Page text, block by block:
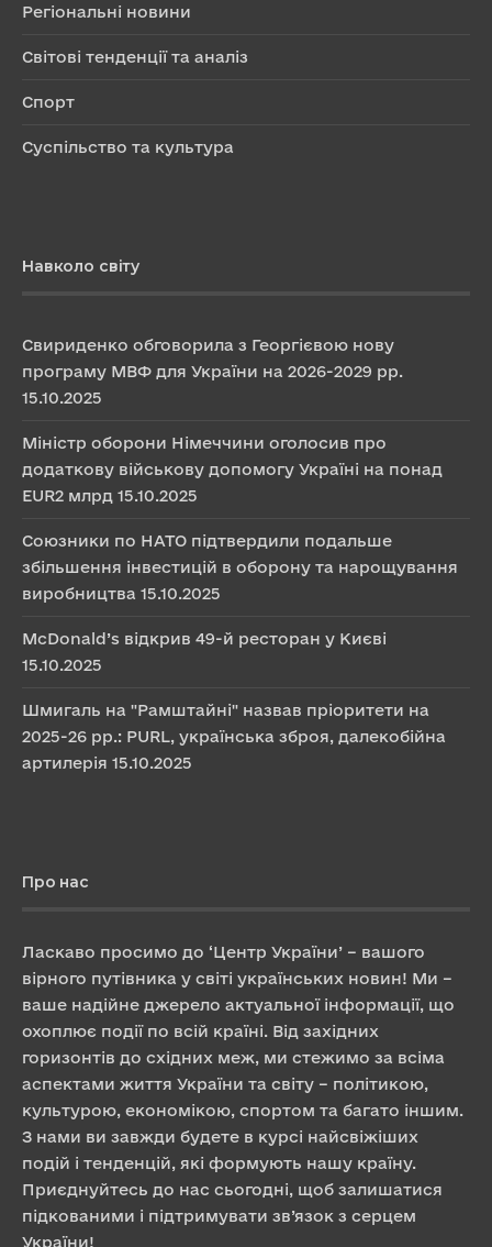
Регіональні новини
Світові тенденції та аналіз
Спорт
Суспільство та культура
Навколо світу
Свириденко обговорила з Георгієвою нову
програму МВФ для України на 2026-2029 рр.
15.10.2025
Міністр оборони Німеччини оголосив про
додаткову військову допомогу Україні на понад
EUR2 млрд 15.10.2025
Союзники по НАТО підтвердили подальше
збільшення інвестицій в оборону та нарощування
виробництва 15.10.2025
McDonald’s відкрив 49-й ресторан у Києві
15.10.2025
Шмигаль на "Рамштайні" назвав пріоритети на
2025-26 рр.: PURL, українська зброя, далекобійна
артилерія 15.10.2025
Про нас
Ласкаво просимо до ‘Центр України’ – вашого
вірного путівника у світі українських новин! Ми –
ваше надійне джерело актуальної інформації, що
охоплює події по всій країні. Від західних
горизонтів до східних меж, ми стежимо за всіма
аспектами життя України та світу – політикою,
культурою, економікою, спортом та багато іншим.
З нами ви завжди будете в курсі найсвіжіших
подій і тенденцій, які формують нашу країну.
Приєднуйтесь до нас сьогодні, щоб залишатися
підкованими і підтримувати зв’язок з серцем
України!